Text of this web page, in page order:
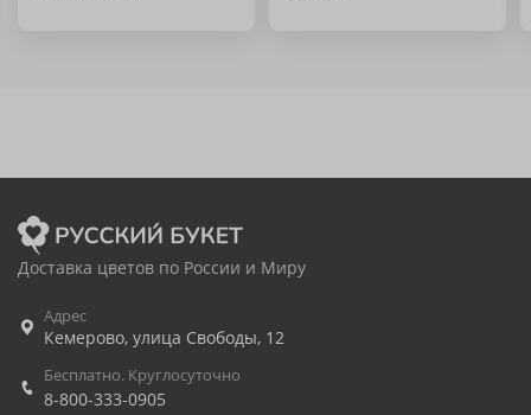
Доставка цветов по России и Миру
Адрес
Кемерово, улица Свободы, 12
Бесплатно. Круглосуточно
8-800-333-0905